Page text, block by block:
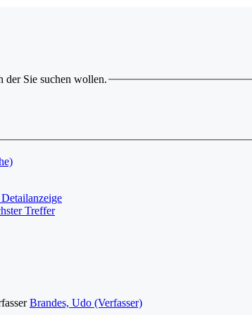
der Sie suchen wollen.
Treffer
Brandes, Udo (Verfasser)